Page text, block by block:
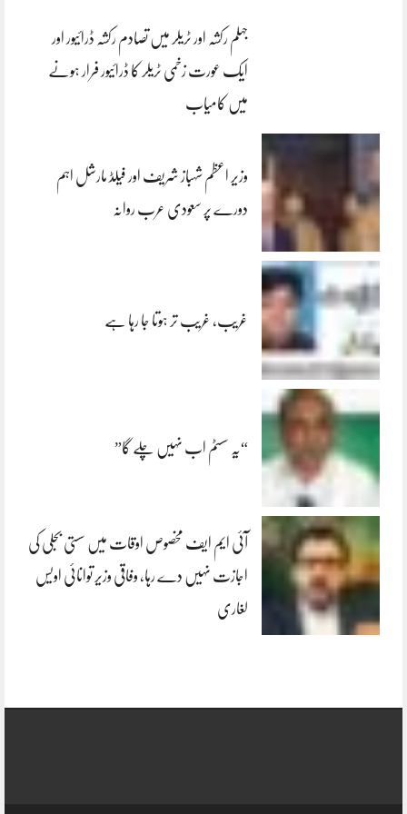
جہلم رکشہ اور ٹریلر میں تصادم رکشہ ڈرائیور اور
ایک عورت زخمی ٹریلر کا ڈرائیور فرار ہونے
میں کامیاب
وزیر اعظم شہباز شریف اور فیلڈ مارشل اہم
دورے پر سعودی عرب روانہ
غریب، غریب تر ہوتا جا رہا ہے
“یہ سسٹم اب نہیں چلے گا”
آئی ایم ایف مخصوص اوقات میں سستی بجلی کی
اجازت نہیں دے رہا، وفاقی وزیر توانائی اویس
لغاری